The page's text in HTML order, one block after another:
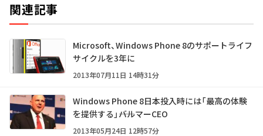
関連記事
Microsoft、Windows Phone 8のサポートライフ
サイクルを3年に
2013年07月11日 14時31分
Windows Phone 8日本投入時には「最高の体験
を提供する」――バルマーCEO
2013年05月24日 12時57分